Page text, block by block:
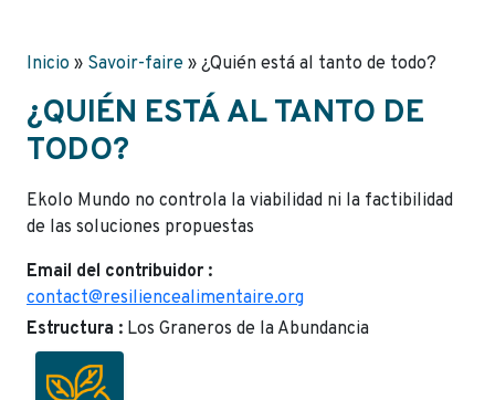
Inicio » Savoir-faire » ¿Quién está al tanto de todo?
¿QUIÉN ESTÁ AL TANTO DE
TODO?
Ekolo Mundo no controla la viabilidad ni la factibilidad
de las soluciones propuestas
Email del contribuidor :
contact@resiliencealimentaire.org
Estructura : Los Graneros de la Abundancia